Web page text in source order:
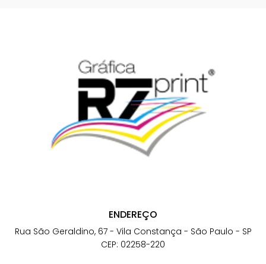
ENDEREÇO
Rua São Geraldino, 67 - Vila Constança - São Paulo - SP
CEP: 02258-220